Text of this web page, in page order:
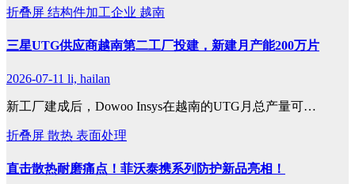
折叠屏 结构件加工企业 越南
三星UTG供应商越南第二工厂投建，新建月产能200万片
2026-07-11 li, hailan
新工厂建成后，Dowoo Insys在越南的UTG月总产量可…
折叠屏 散热 表面处理
直击散热耐磨痛点！菲沃泰携系列防护新品亮相！